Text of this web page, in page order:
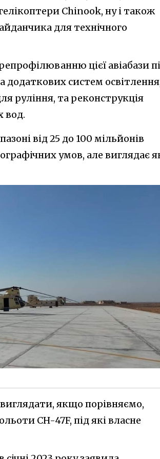
Chinook, ну і також
для технічного
цієї авіабази
додаткових систем
руління, та реконструкція
вод.
від 25 до 100 мільйонів
умов, але виглядає
якщо порівняємо,
CH-47F, під які власне